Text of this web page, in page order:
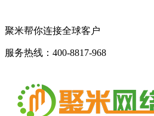
聚米帮你连接全球客户
服务热线：400-8817-968